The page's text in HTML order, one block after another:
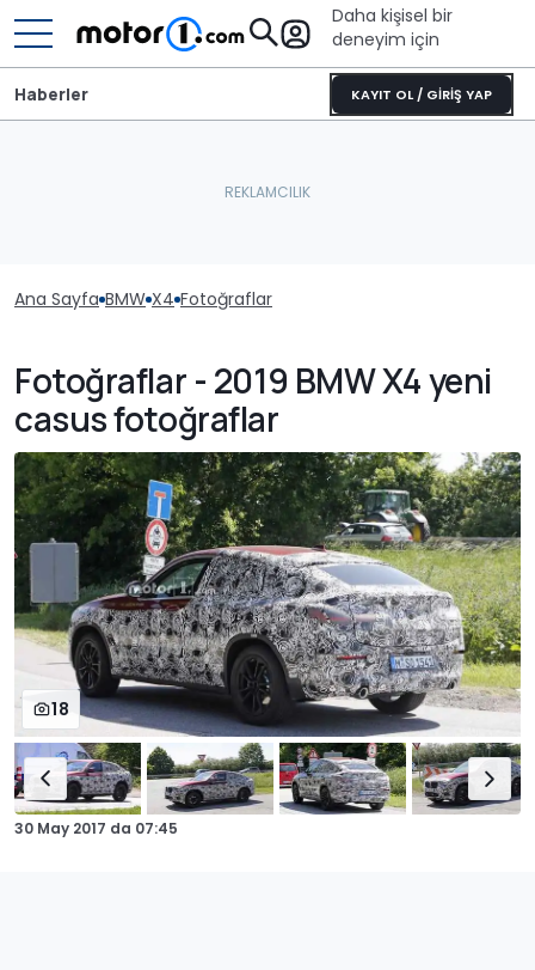
Daha kişisel bir
deneyim için
KAYIT OL / GİRİŞ YAP
Haberler
Ana Sayfa BMW X4 Fotoğraflar
Fotoğraflar - 2019 BMW X4 yeni
casus fotoğraflar
18
30 May 2017 da 07:45